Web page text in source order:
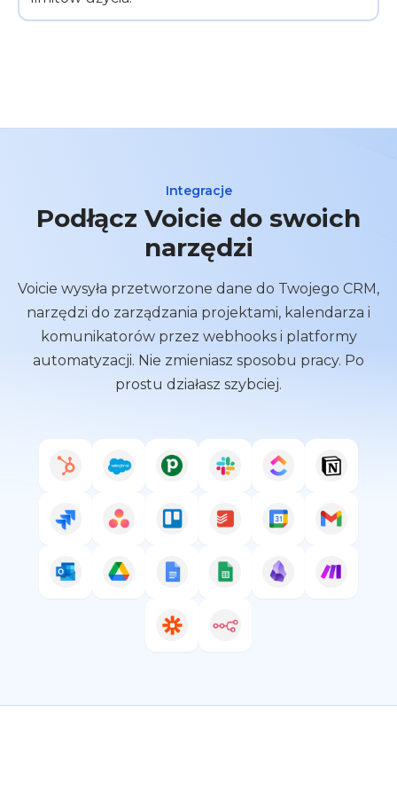
Integracje
Podłącz Voicie do swoich
narzędzi
Voicie wysyła przetworzone dane do Twojego CRM,
narzędzi do zarządzania projektami, kalendarza i
komunikatorów przez webhooks i platformy
automatyzacji. Nie zmieniasz sposobu pracy. Po
prostu działasz szybciej.